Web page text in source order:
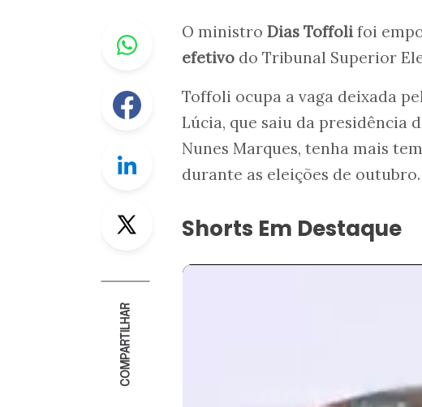
Whastapp
Facebook
Linkedin
COMPARTILHAR
O ministro Dias Toffoli foi
efetivo do Tribunal Superior
Toffoli ocupa a vaga deixada
Lúcia, que saiu da presidência
Nunes Marques, tenha mais
durante as eleições de outubro.
Shorts Em Destaque